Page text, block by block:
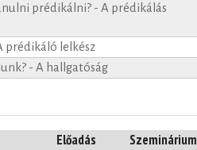
prédikálni? - A prédikálás
prédikáló lelkész
- A hallgatóság
Előadás Szeminárium